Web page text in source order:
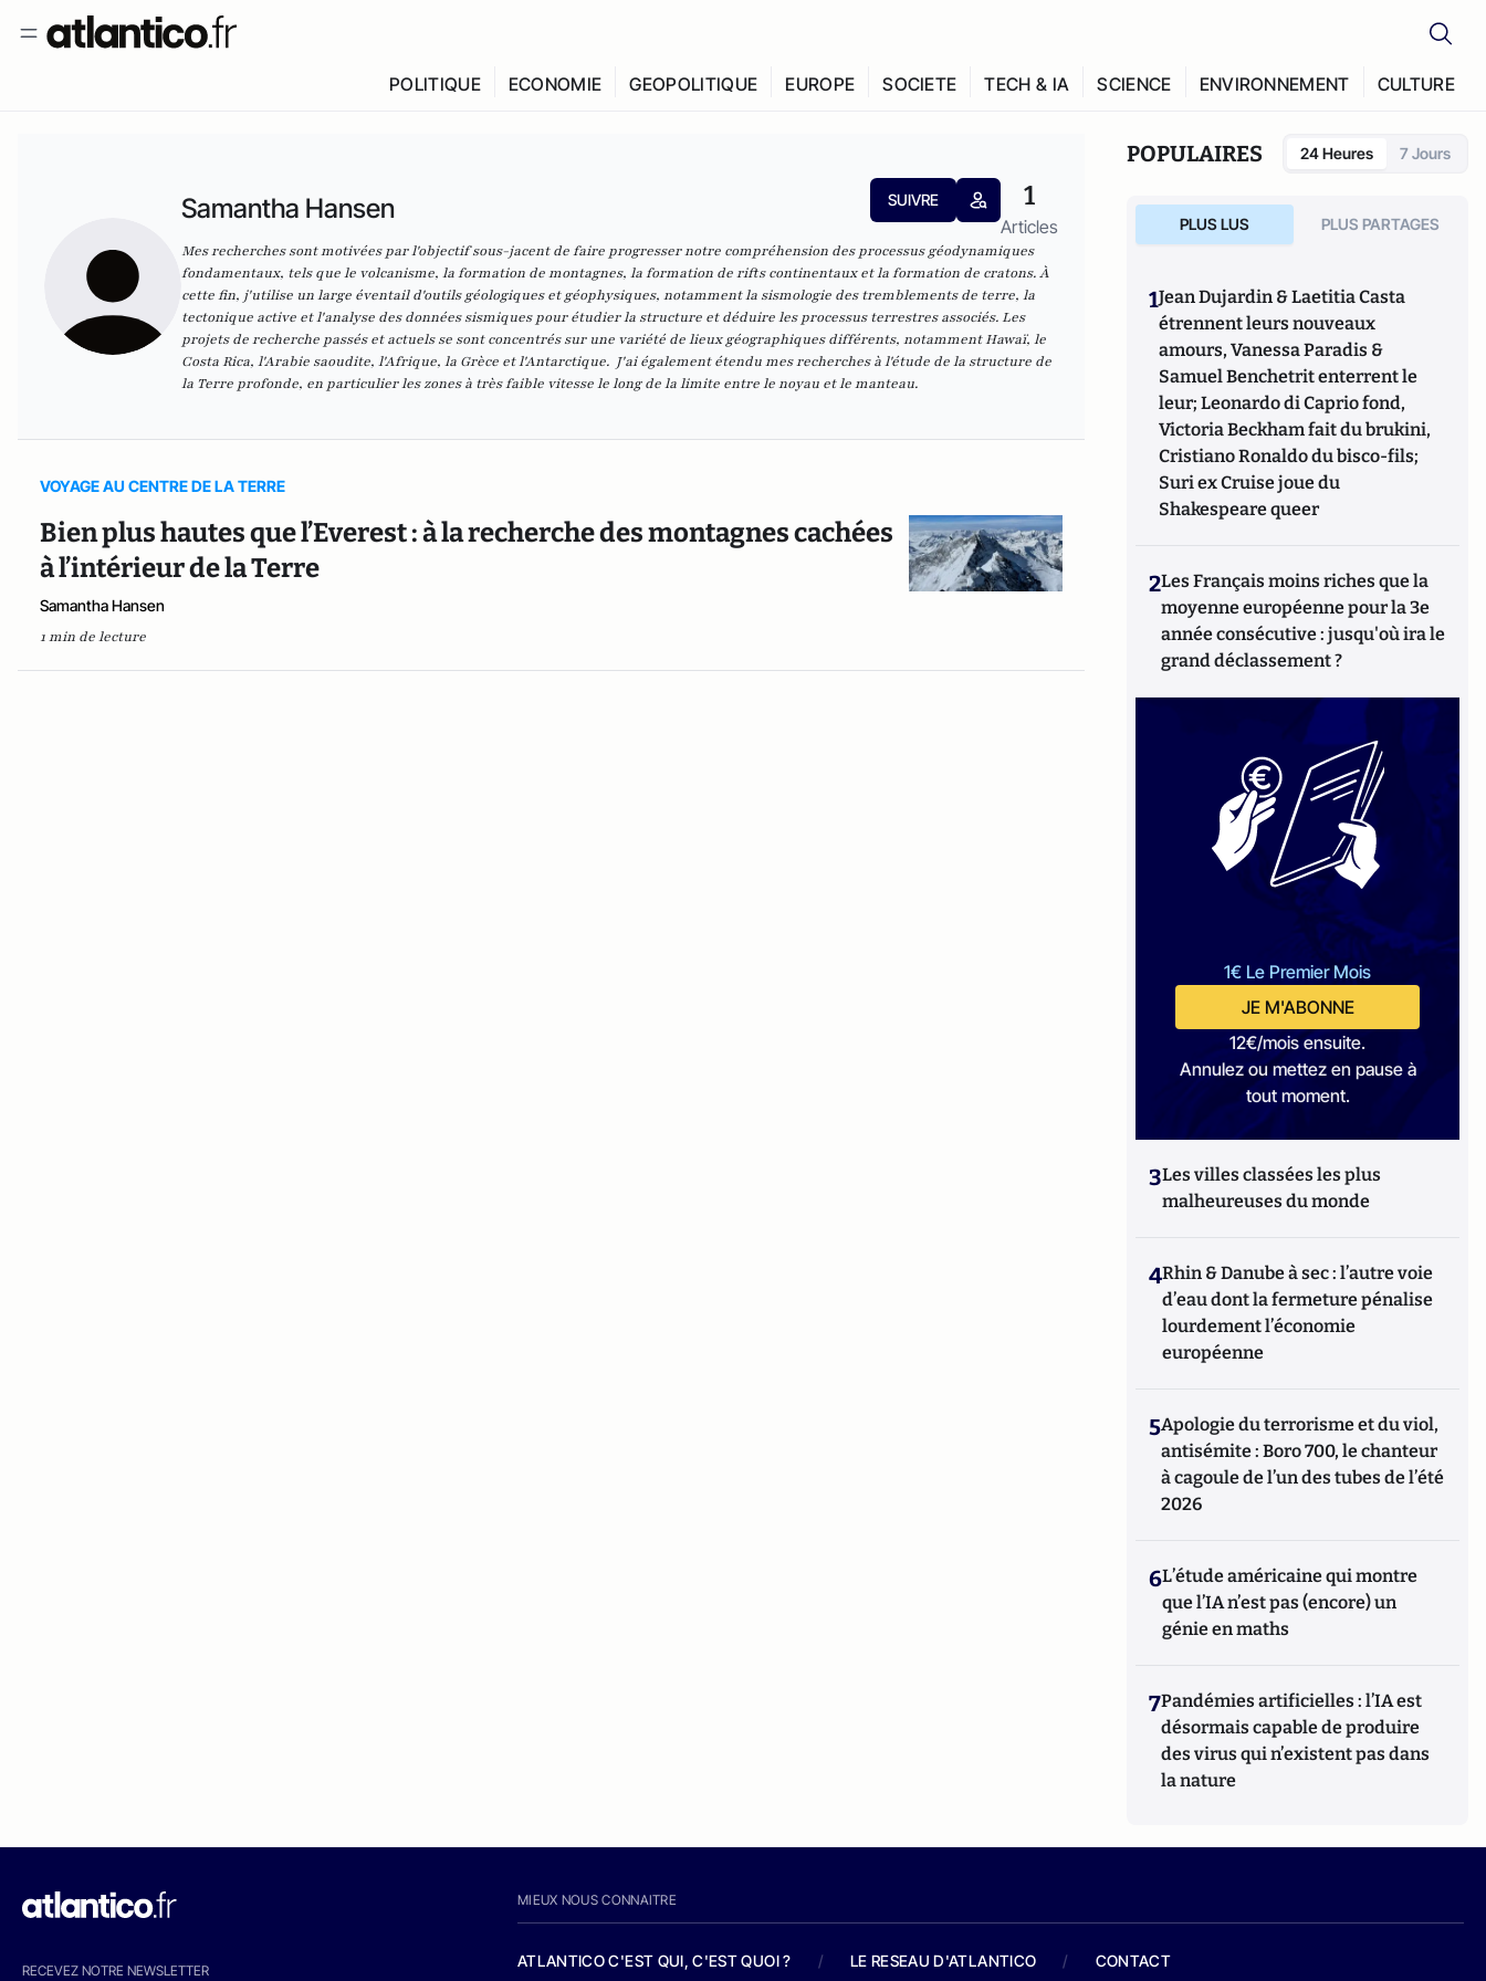
POLITIQUE ECONOMIE GEOPOLITIQUE EUROPE SOCIETE TECH & IA SCIENCE ENVIRONNEMENT CULTURE
Samantha Hansen SUIVRE 1
Articles
Mes recherches sont motivées par l'objectif sous-jacent de faire progresser notre compréhension des processus géodynamiques
fondamentaux, tels que le volcanisme, la formation de montagnes, la formation de rifts continentaux et la formation de cratons. À
cette fin, j'utilise un large éventail d'outils géologiques et géophysiques, notamment la sismologie des tremblements de terre, la
tectonique active et l'analyse des données sismiques pour étudier la structure et déduire les processus terrestres associés. Les
projets de recherche passés et actuels se sont concentrés sur une variété de lieux géographiques différents, notamment Hawaï, le
Costa Rica, l'Arabie saoudite, l'Afrique, la Grèce et l'Antarctique. J'ai également étendu mes recherches à l'étude de la structure de
la Terre profonde, en particulier les zones à très faible vitesse le long de la limite entre le noyau et le manteau.
VOYAGE AU CENTRE DE LA TERRE
Bien plus hautes que l’Everest : à la recherche des montagnes cachées
à l’intérieur de la Terre
Samantha Hansen
1 min de lecture
POPULAIRES 24 Heures 7 Jours
PLUS LUS PLUS PARTAGES
1Jean Dujardin & Laetitia Casta
étrennent leurs nouveaux
amours, Vanessa Paradis &
Samuel Benchetrit enterrent le
leur; Leonardo di Caprio fond,
Victoria Beckham fait du brukini,
Cristiano Ronaldo du bisco-fils;
Suri ex Cruise joue du
Shakespeare queer
2Les Français moins riches que la
moyenne européenne pour la 3e
année consécutive : jusqu'où ira le
grand déclassement ?
1€ Le Premier Mois
JE M'ABONNE
12€/mois ensuite.
Annulez ou mettez en pause à
tout moment.
3Les villes classées les plus
malheureuses du monde
4Rhin & Danube à sec : l’autre voie
d’eau dont la fermeture pénalise
lourdement l’économie
européenne
5Apologie du terrorisme et du viol,
antisémite : Boro 700, le chanteur
à cagoule de l’un des tubes de l’été
2026
6L’étude américaine qui montre
que l’IA n’est pas (encore) un
génie en maths
7Pandémies artificielles : l’IA est
désormais capable de produire
des virus qui n’existent pas dans
la nature
RECEVEZ NOTRE NEWSLETTER
MIEUX NOUS CONNAITRE
ATLANTICO C'EST QUI, C'EST QUOI ? / LE RESEAU D'ATLANTICO / CONTACT